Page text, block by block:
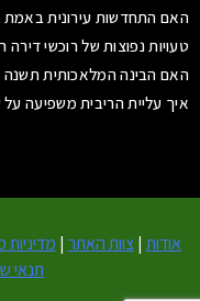
האם התחדשות עירונית באמת
טעויות נפוצות של רוכשי
האם הבינה המלאכותית
איך עליית הריבית משפיעה על
אודות |צוות האתר |
תנאי